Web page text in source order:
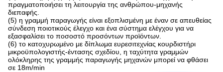
πραγματοποιήσει τη λειτουργία της ανθρώπου-μηχανής
διεπαφής.
(5) η γραμμή παραγωγής είναι εξοπλισμένη με έναν σε απευθείας
σύνδεση ποιοτικούς έλεγχο και ένα σύστημα ελέγχου για να
εξασφαλίσει το ποσοστό προσόντων προϊόντων.
(6) το κατοχυρωμένο με δίπλωμα ευρεσιτεχνίας κουρδιστήρι
μικροϋπολογιστής-έντασης σχεδίου, η ταχύτητα γραμμών
ολόκληρης της γραμμής παραγωγής μηχανών μπορεί να φθάσει
σε 18m/min